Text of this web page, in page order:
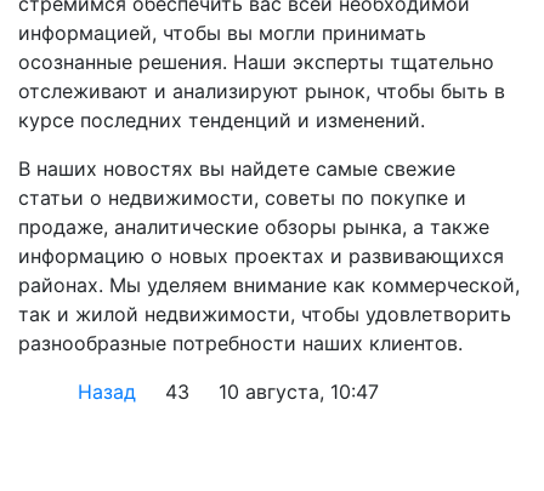
информацией, чтобы вы могли принимать
осознанные решения. Наши эксперты тщательно
отслеживают и анализируют рынок, чтобы быть в
курсе последних тенденций и изменений.
В наших новостях вы найдете самые свежие
статьи о недвижимости, советы по покупке и
продаже, аналитические обзоры рынка, а также
информацию о новых проектах и развивающихся
районах. Мы уделяем внимание как коммерческой,
так и жилой недвижимости, чтобы удовлетворить
разнообразные потребности наших клиентов.
Назад
43 10 августа, 10:47